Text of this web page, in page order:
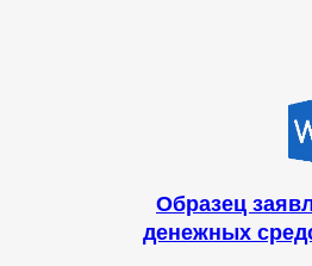
Образец
денежных